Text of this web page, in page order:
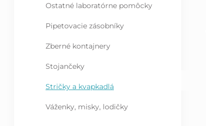
Ostatné laboratórne pomôcky
Pipetovacie zásobníky
Zberné kontajnery
Stojančeky
Stričky a kvapkadlá
Váženky, misky, lodičky